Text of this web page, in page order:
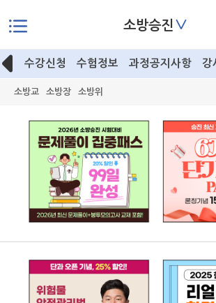
본문으로 바로가기
소방승진 ∨
수강신청 수험정보 과정공지사항 강
소방교 소방장 소방위